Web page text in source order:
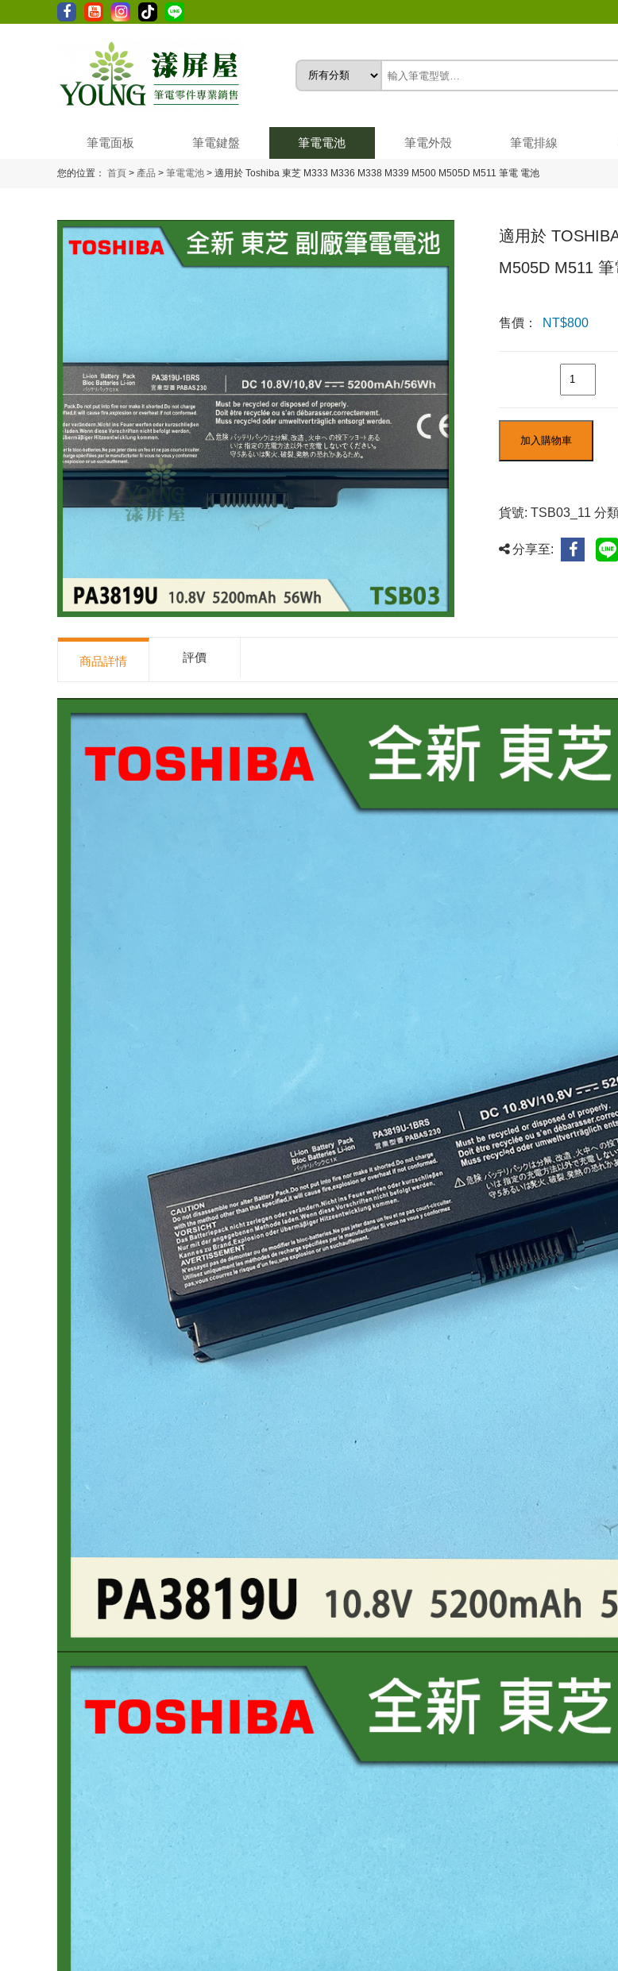
筆電面板 筆電鍵盤 筆電電池 筆電外殼 筆電排線
您的位置： 首頁 > 產品 > 筆電電池 > 適用於 Toshiba 東芝 M333 M336 M338 M339 M500 M505D M511 筆電 電池
適用於
M505D M511
售價： NT$800
加入購物車
貨號:TSB03_11 分
分享至:
商品詳情 評價